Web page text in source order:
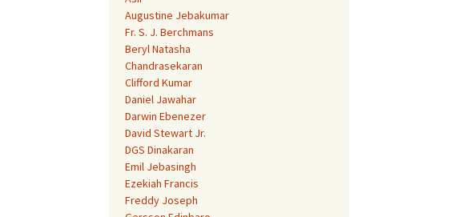
Augustine Jebakumar
Fr. S. J. Berchmans
Beryl Natasha
Chandrasekaran
Clifford Kumar
Daniel Jawahar
Darwin Ebenezer
David Stewart Jr.
DGS Dinakaran
Emil Jebasingh
Ezekiah Francis
Freddy Joseph